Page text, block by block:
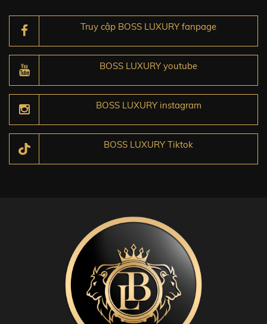
Truy cập BOSS LUXURY fanpage
BOSS LUXURY youtube
BOSS LUXURY instagram
BOSS LUXURY Tiktok